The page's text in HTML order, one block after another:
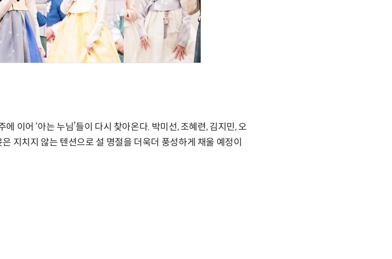
이어 ‘아는 누님’들이 다시 찾아온다. 박미선, 조혜련, 김지민, 오
지치지 않는 텐션으로 설 명절을 더욱더 풍성하게 채울 예정이